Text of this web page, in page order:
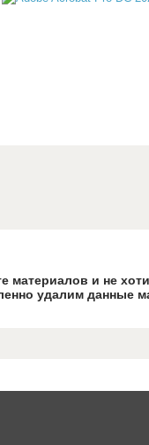
материалов и не
удалим данные